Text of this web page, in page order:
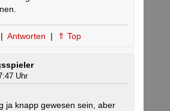
| Antworten | ⇑ Top
Uhr
ja knapp gewesen sein, aber